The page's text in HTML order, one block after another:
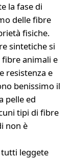
la fase di
delle fibre
fisiche.
sintetiche si
animali e
resistenza e
benissimo il
pelle ed
tipi di fibre
non è
leggete